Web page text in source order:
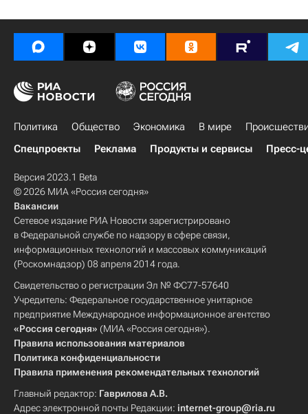
Политика Общество Экономика В мире
Спецпроекты
Реклама Продукты и сервисы Пресс-
Версия 2023.1 Beta
© 2026 МИА «Россия сегодня»
Вакансии
Сетевое издание РИА Новости зарегистрировано
в Федеральной службе по надзору в сфере связи,
информационных технологий и массовых коммуникаций
(Роскомнадзор) 08 апреля 2014 года.
Свидетельство о регистрации Эл № ФС77-57640
Учредитель: Федеральное государственное унитарное
предприятие Международное информационное агентство
«Россия сегодня» (МИА «Россия сегодня»).
Правила использования материалов
Политика конфиденциальности
Правила применения рекомендательных технологий
Главный редактор: Гаврилова А.В.
Адрес электронной почты Редакции: internet-group@ria.ru